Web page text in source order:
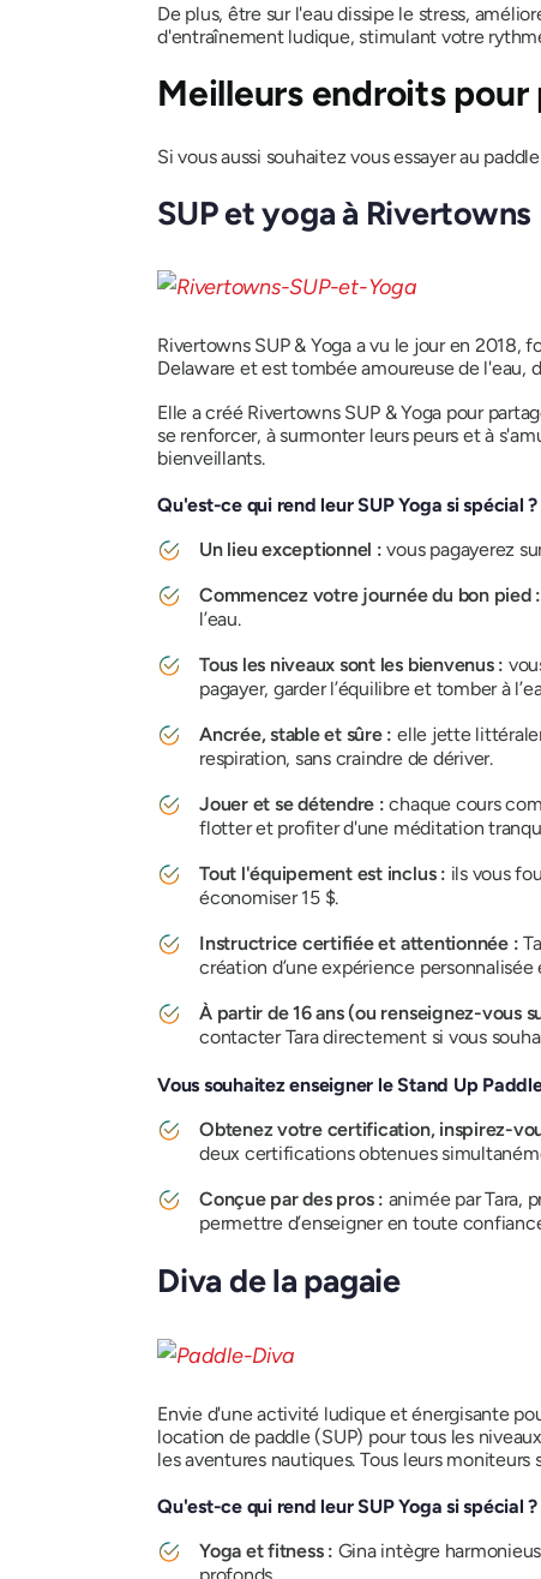
De plus, être sur l'eau dissipe le stress,
d'entraînement ludique, stimulant votre
Meilleurs endroits
Si vous aussi souhaitez vous essayer au
SUP et yoga à Rivertowns
Rivertowns SUP & Yoga a vu le jour en 2018,
Delaware et est tombée amoureuse de
Elle a créé Rivertowns SUP & Yoga pour
se renforcer, à surmonter leurs peurs et à
bienveillants.
Qu'est-ce qui rend leur SUP Yoga si spécial ?
Un lieu exceptionnel :vous pagayerez
Commencez votre journée du bon pied :
l’eau.
Tous les niveaux sont les bienvenus :
pagayer, garder l’équilibre et tomber à
Ancrée, stable et sûre : elle jette
respiration, sans craindre de dériver.
Jouer et se détendre :chaque cours
flotter et profiter d'une méditation
Tout l'équipement est inclus : ils vous
économiser 15 $.
Instructrice certifiée et attentionnée :
création d’une expérience
À partir de 16 ans (ou renseignez-vous
contacter Tara directement si vous
Vous souhaitez enseigner le Stand Up
Obtenez votre certification, inspirez-
deux certifications obtenues
Conçue par des pros : animée par Tara,
permettre d’enseigner en toute
Diva de la pagaie
Envie d'une activité ludique et énergisante
location de paddle (SUP) pour tous les
les aventures nautiques. Tous leurs
Qu'est-ce qui rend leur SUP Yoga si spécial ?
Yoga et fitness : Gina intègre